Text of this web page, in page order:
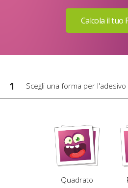
1 Scegli una forma per l'adesivo
Quadrato